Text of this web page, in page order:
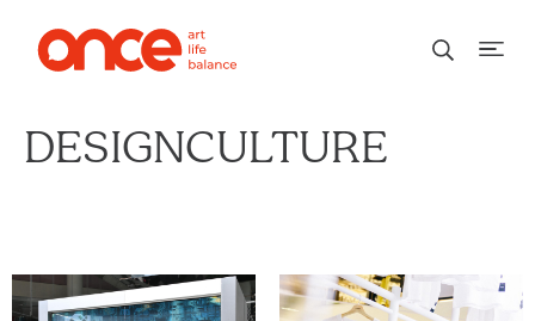
DESIGNCULTURE